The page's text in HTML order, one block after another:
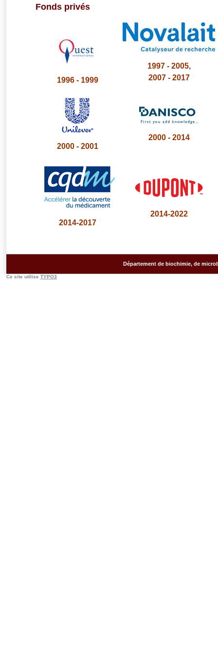
Fonds privés
1996 - 1999
1997 - 2005,
2007 - 2017
2000 - 2001
2000 - 2014
2014-2017
2014-2022
Département de biochimie, de
Ce site utilise TYPO3